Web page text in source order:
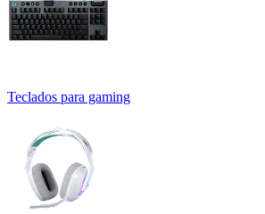
Teclados para gaming